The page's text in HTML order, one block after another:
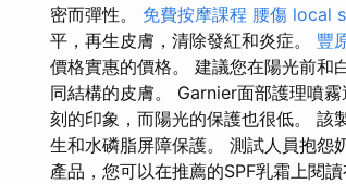
密而彈性。 免費按摩課程 腰傷 local
平，再生皮膚，清除發紅和炎症。 豐
價格實惠的價格。 建議您在陽光前和
同結構的皮膚。 Garnier面部護理噴
刻的印象，而陽光的保護也很低。 該
生和水磷脂屏障保護。 測試人員抱怨
產品，您可以在推薦的SPF乳霜上閱